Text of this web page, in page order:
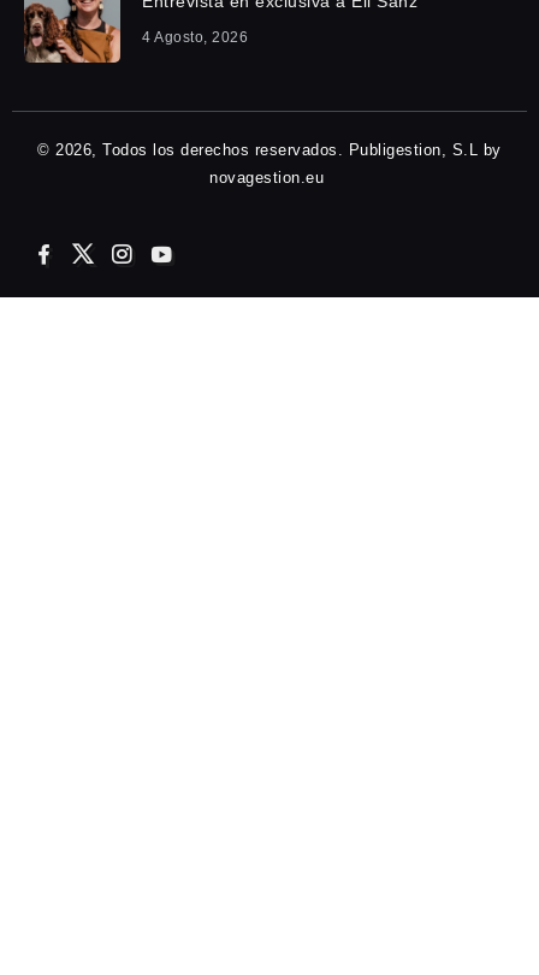
4 Agosto, 2026
© 2026, Todos los derechos reservados. Publigestion, S.L by
novagestion.eu